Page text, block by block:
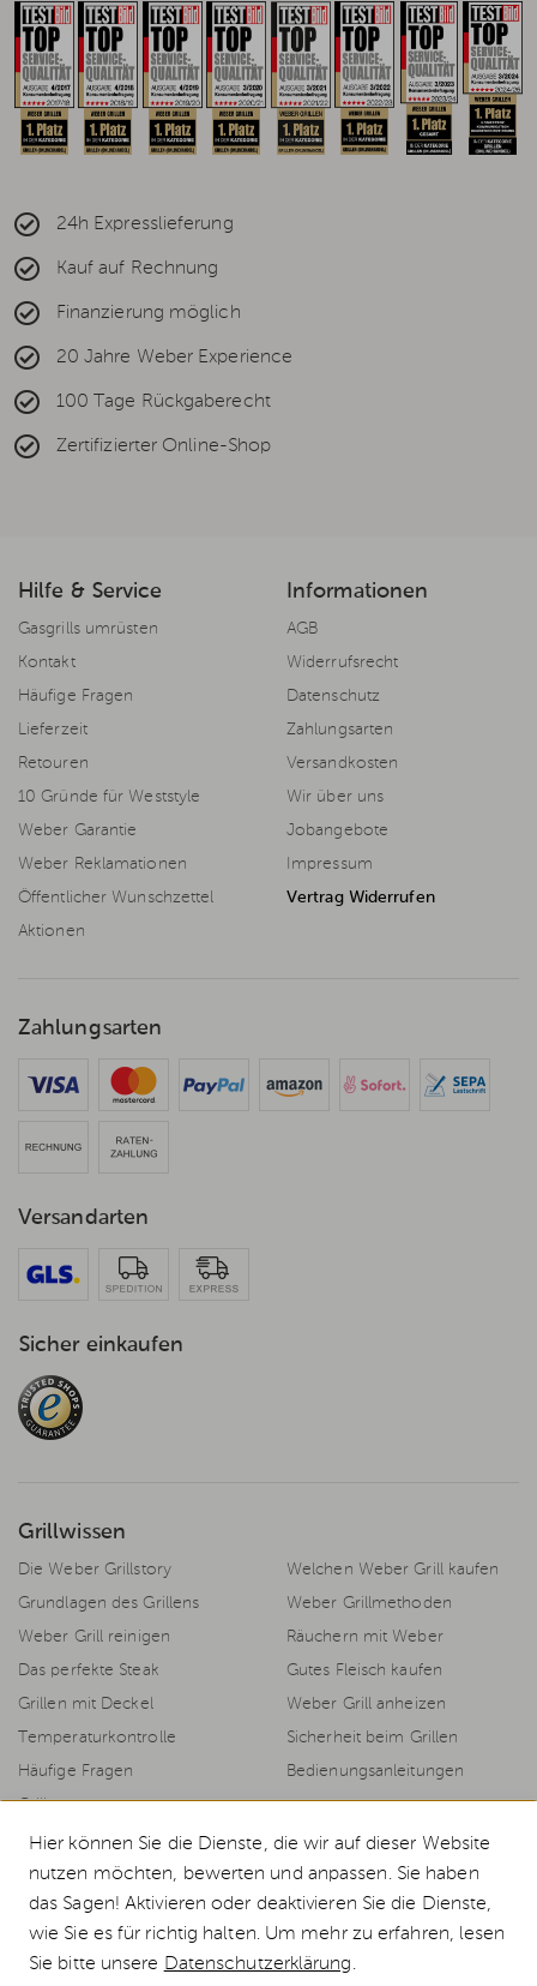
24h Expresslieferung
Kauf auf Rechnung
Finanzierung möglich
20 Jahre Weber Experience
100 Tage Rückgaberecht
Zertifizierter Online-Shop
Hilfe & Service
Gasgrills umrüsten
Kontakt
Häufige Fragen
Lieferzeit
Retouren
10 Gründe für Weststyle
Weber Garantie
Weber Reklamationen
Öffentlicher Wunschzettel
Aktionen
Informationen
AGB
Widerrufsrecht
Datenschutz
Zahlungsarten
Versandkosten
Wir über uns
Jobangebote
Impressum
Vertrag Widerrufen
Zahlungsarten
Versandarten
Sicher einkaufen
Grillwissen
Die Weber Grillstory
Welchen Weber Grill kaufen
Grundlagen des Grillens
Weber Grillmethoden
Weber Grill reinigen
Räuchern mit Weber
Das perfekte Steak
Gutes Fleisch kaufen
Grillen mit Deckel
Weber Grill anheizen
Temperaturkontrolle
Sicherheit beim Grillen
Häufige Fragen
Bedienungsanleitungen
Grillrezepte
© 2026 Weststyle GmbH · Europas grosser Weber Spezialist
Alle Preise inkl. MwSt., inkl. Verpackungskosten und zzgl.
Durchgestrichene Preise entsprechen dem bisherigen Preis bei Weststyle.
Hier können Sie die Dienste, die wir auf dieser Website
nutzen möchten, bewerten und anpassen. Sie haben
das Sagen! Aktivieren oder deaktivieren Sie die Dienste,
wie Sie es für richtig halten. Um mehr zu erfahren, lesen
Sie bitte unsere Datenschutzerklärung.